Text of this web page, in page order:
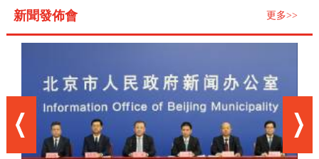
新聞發佈會 更多>>